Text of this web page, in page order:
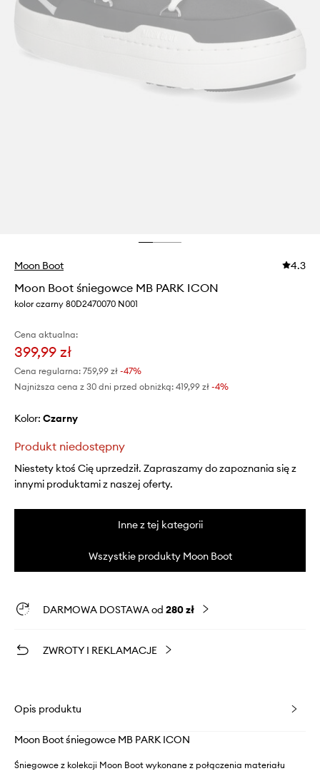
Moon Boot 4.3
Moon Boot śniegowce MB PARK ICON
kolor czarny 80D2470070 N001
Cena aktualna:
399,99 zł
Cena regularna: 759,99 zł -47%
Najniższa cena z 30 dni przed obniżką: 419,99 zł -4%
Kolor: czarny
Produkt niedostępny
Niestety ktoś Cię uprzedził. Zapraszamy do zapoznania się z
innymi produktami z naszej oferty.
Inne z tej kategorii
Wszystkie produkty Moon Boot
DARMOWA DOSTAWA od 280 zł
ZWROTY I REKLAMACJE
Opis produktu
Moon Boot śniegowce MB PARK ICON
Śniegowce z kolekcji Moon Boot wykonane z połączenia materiału